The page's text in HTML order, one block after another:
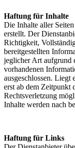
Haftung für Inhalte
Die Inhalte aller
erstellt. Der
Richtigkeit,
bereitgestellten
jeglicher Art aufgrund
vorhandenen
ausgeschlossen. Liegt
erst ab dem Zeitpunkt
Rechtsverletzung
Inhalte werden nach
Haftung für Links